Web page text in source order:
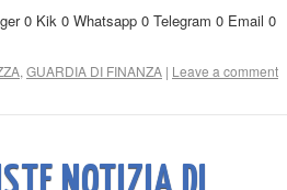
0 Kik 0 Whatsapp 0 Telegram 0 Email 0
, GUARDIA DI FINANZA | Leave a comment